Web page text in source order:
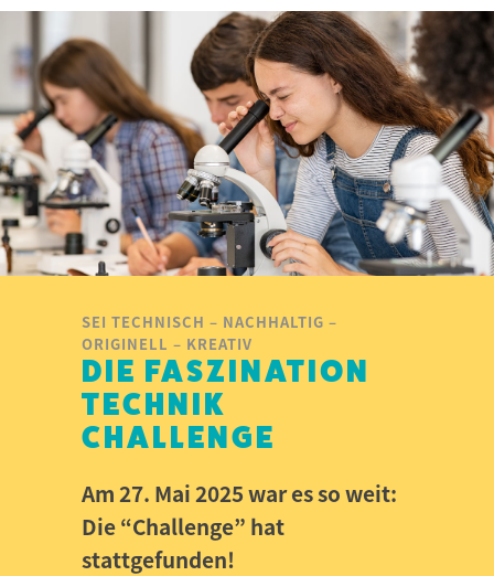
SEI TECHNISCH – NACHHALTIG –
ORIGINELL – KREATIV
DIE FASZINATION
TECHNIK
CHALLENGE
Am 27. Mai 2025 war es so weit:
Die “Challenge” hat
stattgefunden!